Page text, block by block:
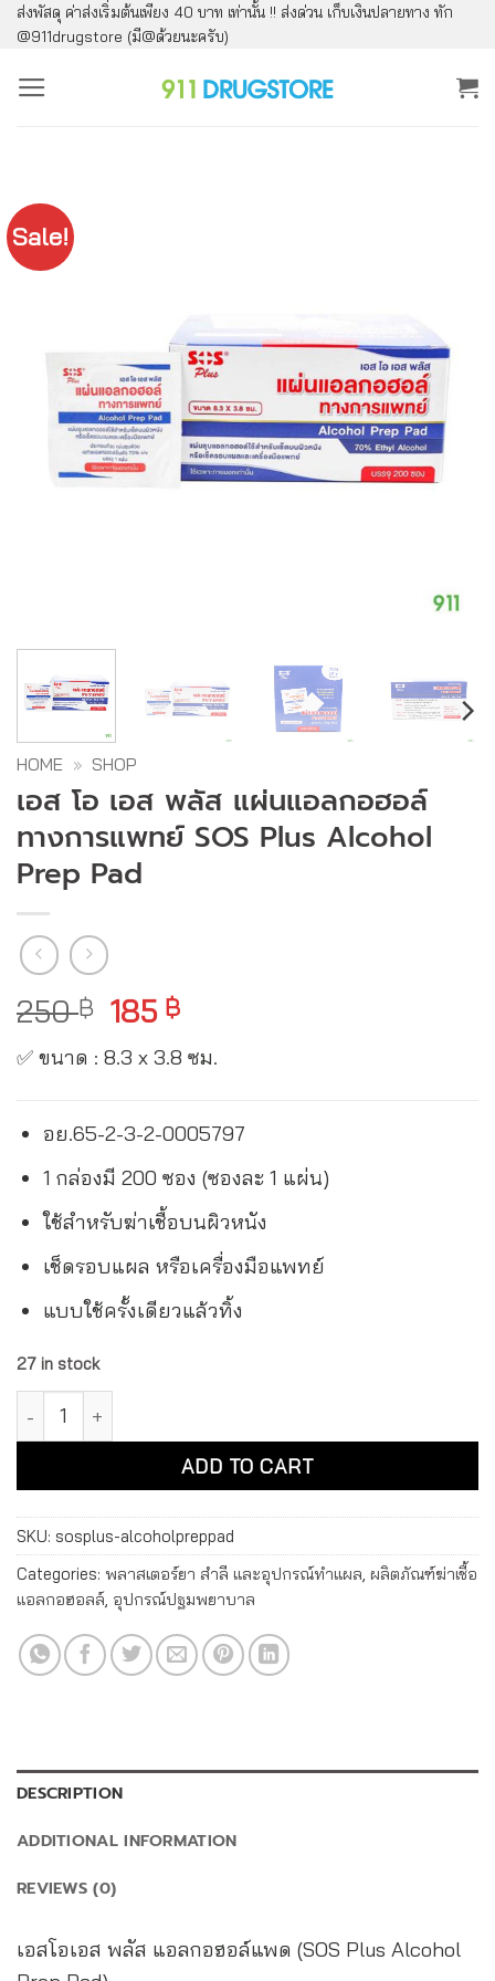
ข้าม
ไป
ยัง
ส่งพัสดุ ค่าส่งเริ่มต้นเพียง 40 บาท เท่านั้น !! ส่งด่วน เก็บเงินปลายทาง ทัก
@911drugstore (มี@ด้วยนะครับ)
Sale!
HOME » SHOP
เอส โอ เอส พลัส แผ่นแอลกอฮอล์
ทางการแพทย์ SOS Plus Alcohol
Prep Pad
250฿ 185 ฿
✅ ขนาด : 8.3 x 3.8 ซม.
อย.65-2-3-2-0005797
1 กล่องมี 200 ซอง (ซองละ 1 แผ่น)
ใช้สำหรับฆ่าเชื้อบนผิวหนัง
เช็ดรอบแผล หรือเครื่องมือแพทย์
แบบใช้ครั้งเดียวแล้วทิ้ง
27 in stock
เอส โอ เอส พลัส แผ่นแอลกอฮอล์ทางการแพทย์ SOS Plus
ADD TO CART
Alternative:
SKU: sosplus-alcoholpreppad
Categories: พลาสเตอร์ยา สำลี และอุปกรณ์ทำแผล, ผลิตภัณฑ์ฆ่าเชื้อ
แอลกอฮอลล์, อุปกรณ์ปฐมพยาบาล
DESCRIPTION
ADDITIONAL INFORMATION
REVIEWS (0)
เอสโอเอส พลัส แอลกอฮอล์แพด (SOS Plus Alcohol